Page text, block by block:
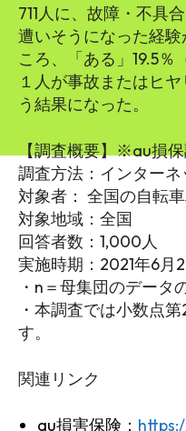
711人に、故障・不具
遭いそうになった経
ころ、「ある」19.5％
１人が事故またはヒ
う結果になった。
【調査概要】※au損
調査方法：インター
対象者： 全国の自転
対象地域：全国
回答者数：1,000人
実施時期：2021年6月
・n＝母集団のデータ
・本調査では小数点
す。
関連リンク
au損害保険：